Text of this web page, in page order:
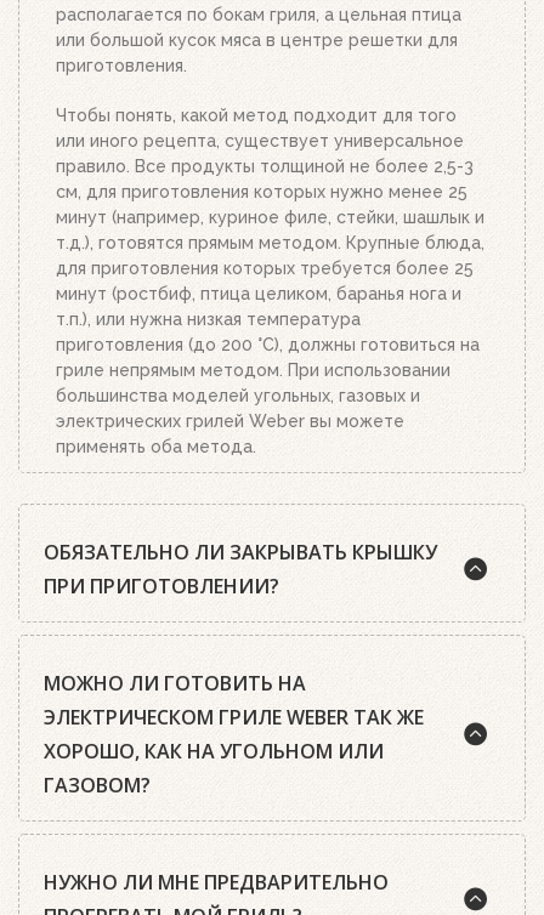
располагается по бокам гриля, а цельная птица
или большой кусок мяса в центре решетки для
приготовления.
Чтобы понять, какой метод подходит для того
или иного рецепта, существует универсальное
правило. Все продукты толщиной не более 2,5-3
см, для приготовления которых нужно менее 25
минут (например, куриное филе, стейки, шашлык и
т.д.), готовятся прямым методом. Крупные блюда,
для приготовления которых требуется более 25
минут (ростбиф, птица целиком, баранья нога и
т.п.), или нужна низкая температура
приготовления (до 200 °C), должны готовиться на
гриле непрямым методом. При использовании
большинства моделей угольных, газовых и
электрических грилей Weber вы можете
применять оба метода.
ОБЯЗАТЕЛЬНО ЛИ ЗАКРЫВАТЬ КРЫШКУ
ПРИ ПРИГОТОВЛЕНИИ?
готовить на гриле с закрытой крышкой. А среди
гриль-мастеров есть такое правило: чтобы
крышку только два раза: первый раз, когда
закладываешь мясо, второй – когда его
более сочными и ароматными, жарите ли вы на
МОЖНО ЛИ ГОТОВИТЬ НА
ЭЛЕКТРИЧЕСКОМ ГРИЛЕ WEBER ТАК ЖЕ
ХОРОШО, КАК НА УГОЛЬНОМ ИЛИ
ГАЗОВОМ?
оснащены нагревательными элементами
(ТЭНами), которые обеспечивают такой же
НУЖНО ЛИ МНЕ ПРЕДВАРИТЕЛЬНО